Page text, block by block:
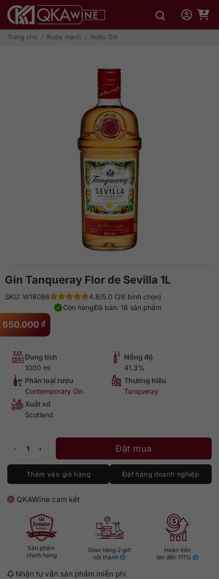
qua
dungTrang chủ / Rượu mạnh / Rượu Gin
Gin Tanqueray Flor de Sevilla 1L
650.000 ₫
SKU: W18086
4.8/5.0 (26 bình chọn)
Đã bán: 16 sản phẩm
Còn hàng
Dung tích
1000 ml
Nồng độ
41.3%
Phân loại rượu
Contemporary Gin
Thương hiệu
Tanqueray
Xuất xứ
Scotland
Gin Tanqueray Flor de Sevilla 1L số lượngĐặt mua
Thêm vào giỏ hàng Đặt hàng doanh nghiệp
QKAWine cam kết
Sản phẩm
chính hãng
Giao hàng 2 giờ
nội thành
Hoàn tiền
lên đến 111%
Nhận tư vấn sản phẩm miễn phí